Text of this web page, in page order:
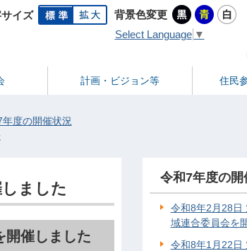
イズ
背景色変更
Select Language ▼
計画・ビジョン等 住民
年度の開催状況
ました
開催しました
令和7年度の開
令和8年2月28日
域連合委員会を
令和8年1月22日